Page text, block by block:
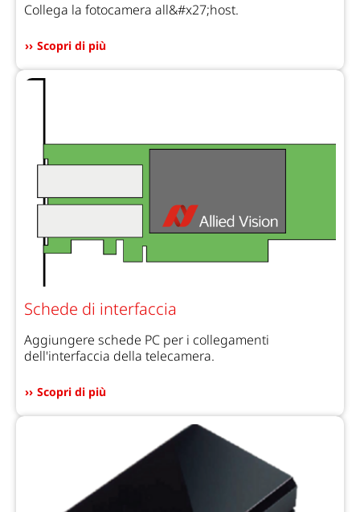
Collega la fotocamera all&#x27;host.
Scopri di più
Schede di interfaccia
Aggiungere schede PC per i collegamenti
dell'interfaccia della telecamera.
Scopri di più